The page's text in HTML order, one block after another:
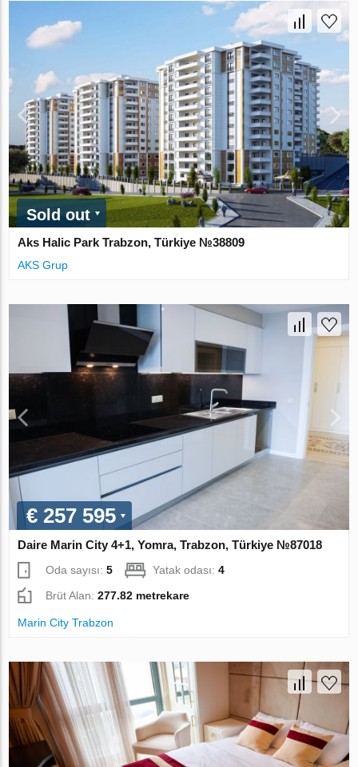
Sold out
Aks Halic Park Trabzon, Türkiye №38809
AKS Grup
€ 257 595
Daire Marin City 4+1, Yomra, Trabzon, Türkiye №87018
Oda sayısı:5 Yatak odası:4
Brüt Alan:277.82 metrekare
Marin City Trabzon